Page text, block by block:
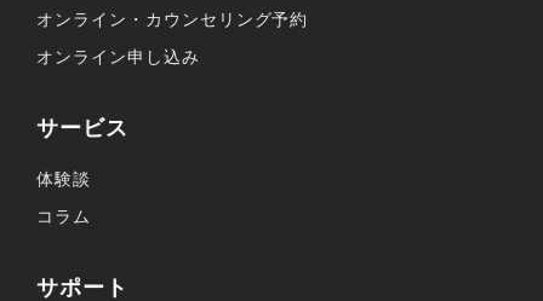
オンライン・カウンセリング予約
オンライン申し込み
サービス
体験談
コラム
サポート